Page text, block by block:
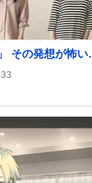
介護職の求人や転
スターらしい。